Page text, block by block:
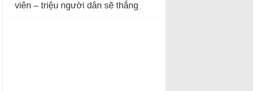
viên – triệu người dân sẽ thắng